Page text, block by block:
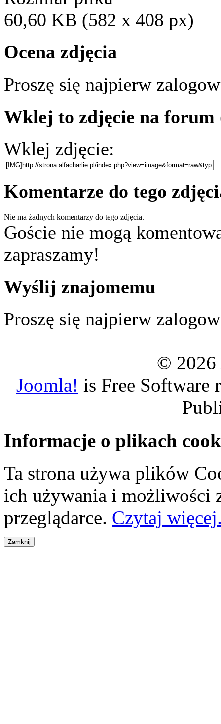
60,60 KB (582 x 408 px)
Ocena zdjęcia
Proszę się najpierw
Wklej to zdjęcie na forum
Wklej zdjęcie:
Komentarze do tego
Nie ma żadnych komentarzy do tego zdjęcia.
Goście nie mogą
zapraszamy!
Wyślij znajomemu
Proszę się najpierw
© 2026
Joomla! is Free Software
Informacje o plikach
Ta strona używa plików
ich używania i możliwości
przeglądarce. Czytaj